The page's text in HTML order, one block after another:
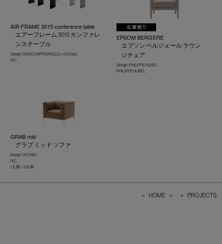
AIR FRAME 3015 conference table
エアーフレーム 3015 カンファレ
ンステーブル
Design : DAVID CHIPPERFIELD＋IXC R&D
IXC
EPSOM BERGERE
エプソン ベルジェール ラウン
ジチェア
Design : PHILIPPE HUREL
PHILIPPE HUREL
GRAB mid
グラブ ミッド ソファ
Design : IXC R&D
IXC
1人掛／3人掛
> HOME > > PROJECTS